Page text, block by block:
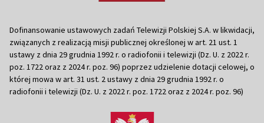
Dofinansowanie ustawowych zadań Telewizji Polskiej S.A. w likwidacji,
związanych z realizacją misji publicznej określonej w art. 21 ust. 1
ustawy z dnia 29 grudnia 1992 r. o radiofonii i telewizji (Dz. U. z 2022 r.
poz. 1722 oraz z 2024 r. poz. 96) poprzez udzielenie dotacji celowej, o
której mowa w art. 31 ust. 2 ustawy z dnia 29 grudnia 1992 r. o
radiofonii i telewizji (Dz. U. z 2022 r. poz. 1722 oraz z 2024 r. poz. 96)